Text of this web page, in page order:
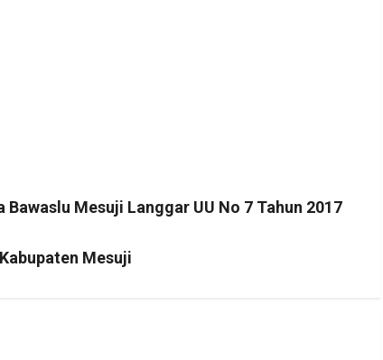
Mesuji Langgar UU No 7 Tahun 2017
Mesuji